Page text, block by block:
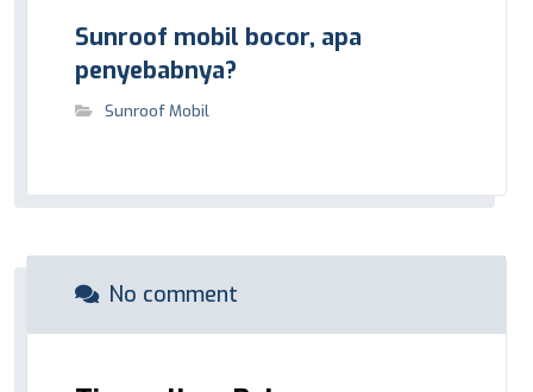
Sunroof mobil bocor, apa
penyebabnya?
Sunroof Mobil
No comment